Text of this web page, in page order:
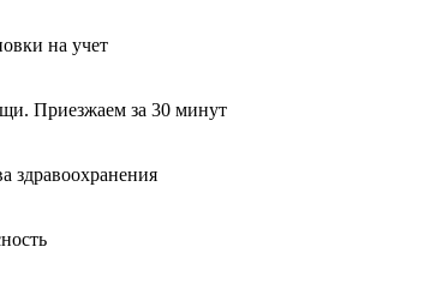
на учет
Приезжаем за 30 минут
здравоохранения